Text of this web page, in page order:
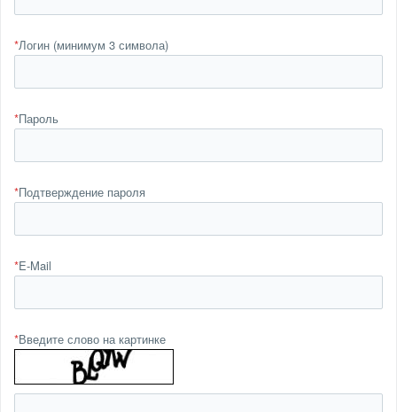
*Логин (минимум 3 символа)
*Пароль
*Подтверждение пароля
*E-Mail
*Введите слово на картинке